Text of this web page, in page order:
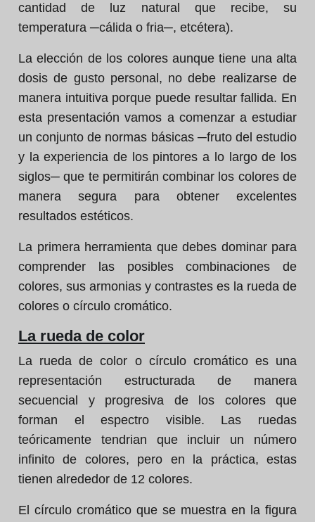
cantidad de luz natural que recibe, su
temperatura ─cálida o fria─, etcétera).
La elección de los colores aunque tiene una alta
dosis de gusto personal, no debe realizarse de
manera intuitiva porque puede resultar fallida. En
esta presentación vamos a comenzar a estudiar
un conjunto de normas básicas ─fruto del estudio
y la experiencia de los pintores a lo largo de los
siglos─ que te permitirán combinar los colores de
manera segura para obtener excelentes
resultados estéticos.
La primera herramienta que debes dominar para
comprender las posibles combinaciones de
colores, sus armonias y contrastes es la rueda de
colores o círculo cromático.
La rueda de color
La rueda de color o círculo cromático es una
representación estructurada de manera
secuencial y progresiva de los colores que
forman el espectro visible. Las ruedas
teóricamente tendrian que incluir un número
infinito de colores, pero en la práctica, estas
tienen alrededor de 12 colores.
El círculo cromático que se muestra en la figura